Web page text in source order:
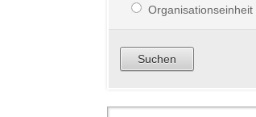
Organisationseinheit